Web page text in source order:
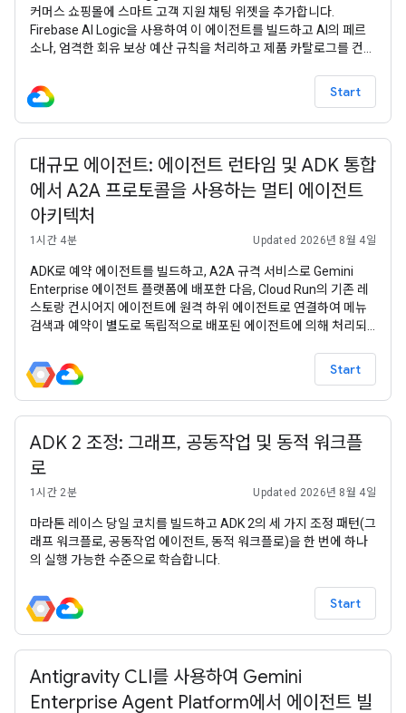
커머스 쇼핑몰에 스마트 고객 지원 채팅 위젯을 추가합니다.
Firebase AI Logic을 사용하여 이 에이전트를 빌드하고 AI의 페르
소나, 엄격한 회유 보상 예산 규칙을 처리하고 제품 카탈로그를 컨텍
agent )을 구성하는 방법을 알아봅니다. 이 Codelab에서 Firebase
서비스를
Start
대규모 에이전트: 에이전트 런타임 및 ADK 통합
에서 A2A 프로토콜을 사용하는 멀티 에이전트
아키텍처
1시간 4분 Updated 2026년 8월 4일
ADK로 예약 에이전트를 빌드하고, A2A 규격 서비스로 Gemini
Enterprise 에이전트 플랫폼에 배포한 다음, Cloud Run의 기존 레
스토랑 컨시어지 에이전트에 원격 하위 에이전트로 연결하여 메뉴
검색과 예약이 별도로 독립적으로 배포된 에이전트에 의해 처리되
Start
ADK 2 조정: 그래프, 공동작업 및 동적 워크플
로
1시간 2분 Updated 2026년 8월 4일
마라톤 레이스 당일 코치를 빌드하고 ADK 2의 세 가지 조정 패턴(그
래프 워크플로, 공동작업 에이전트, 동적 워크플로)을 한 번에 하나
의 실행 가능한 수준으로 학습합니다.
Start
Antigravity CLI를 사용하여 Gemini
Enterprise Agent Platform에서 에이전트 빌